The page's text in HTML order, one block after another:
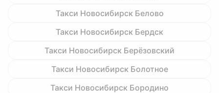
Такси Новосибирск Белово
Такси Новосибирск Бердск
Такси Новосибирск Берёзовский
Такси Новосибирск Болотное
Такси Новосибирск Бородино